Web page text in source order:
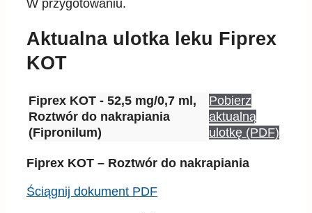
W przygotowaniu.
Aktualna ulotka leku Fiprex
KOT
Fiprex KOT - 52,5 mg/0,7 ml,
Roztwór do nakrapiania
(Fipronilum)
Pobierz
aktualną
ulotkę (PDF)
Fiprex KOT – Roztwór do nakrapiania
Ściągnij dokument PDF